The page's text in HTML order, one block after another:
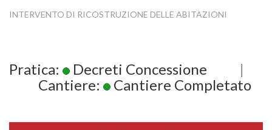
INTERVENTO DI RICOSTRUZIONE DELLE ABITAZIONI
Pratica: Decreti Concessione
|
Cantiere:
Cantiere Completato